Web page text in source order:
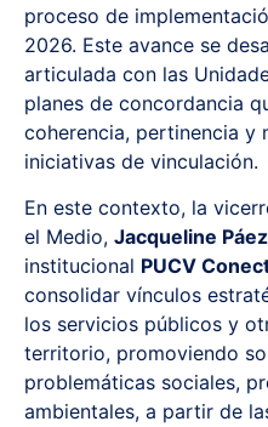
proceso de
2026. Este avance se
articulada con las
planes de concordancia
coherencia, pertinencia y
iniciativas de vinculación.
En este contexto, la
el Medio, Jacqueline Páez
institucional PUCV
consolidar vínculos
los servicios públicos y
territorio, promoviendo
problemáticas sociales,
ambientales, a partir de